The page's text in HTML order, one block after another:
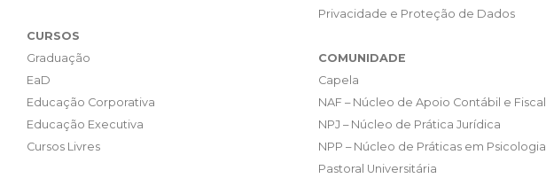
CURSOS
Graduação
EaD
Educação Corporativa
Educação Executiva
Cursos Livres
Privacidade e Proteção de Dados
COMUNIDADE
Capela
NAF – Núcleo de Apoio Contábil e Fiscal
NPJ – Núcleo de Prática Jurídica
NPP – Núcleo de Práticas em Psicologia
Pastoral Universitária